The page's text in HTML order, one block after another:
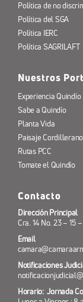
Política de no
Política del SGA
Política IERC
Política SAGRILAFT
Nuestros
Experiencia Quindío
Sabe a Quindío
Planta Vida
Paisaje Cordillerano
Rutas PCC
Tomate el Quindío
Contacto
Dirección Principal
Cra. 14 No. 23 – 15
Email
Notificaciones
Horario: Jornada